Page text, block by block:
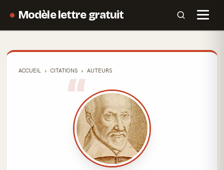
Modèle lettre gratuit
ACCUEIL CITATIONS AUTEURS